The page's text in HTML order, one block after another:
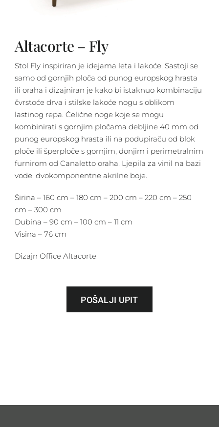
Altacorte – Fly
Stol Fly inspiriran je idejama leta i lakoće. Sastoji se
samo od gornjih ploča od punog europskog hrasta
ili oraha i dizajniran je kako bi istaknuo kombinaciju
čvrstoće drva i stilske lakoće nogu s oblikom
lastinog repa. Čelične noge koje se mogu
kombinirati s gornjim pločama debljine 40 mm od
punog europskog hrasta ili na podupiraču od blok
ploče ili šperploče s gornjim, donjim i perimetralnim
furnirom od Canaletto oraha. Ljepila za vinil na bazi
vode, dvokomponentne akrilne boje.
Širina – 160 cm – 180 cm – 200 cm – 220 cm – 250
cm – 300 cm
Dubina – 90 cm – 100 cm – 11 cm
Visina – 76 cm
Dizajn Office Altacorte
POŠALJI UPIT